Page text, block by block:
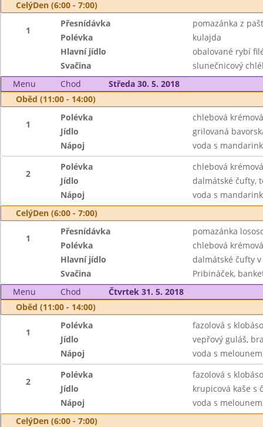
CelýDen (6:00 - 7:00)
1
Přesnídávka
pomazánka z
Polévka
kulajda
Hlavní jídlo
obalované rybí
Svačina
slunečnicový
Menu
Chod
Středa 30. 5. 2018
Oběd (11:00 - 14:00)
1
Polévka
chlebová
Jídlo
grilovaná
Nápoj
voda s
2
Polévka
chlebová
Jídlo
dalmátské čufty,
Nápoj
voda s
CelýDen (6:00 - 7:00)
1
Přesnídávka
pomazánka
Polévka
chlebová
Hlavní jídlo
dalmátské čufty
Svačina
Pribináček,
Menu
Chod
Čtvrtek 31. 5. 2018
Oběd (11:00 - 14:00)
1
Polévka
fazolová s
Jídlo
vepřový guláš,
Nápoj
voda s
2
Polévka
fazolová s
Jídlo
krupicová kaše s
Nápoj
voda s
CelýDen (6:00 - 7:00)